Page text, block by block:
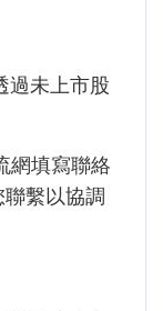
過未上市股
網填寫聯絡
繫以協調